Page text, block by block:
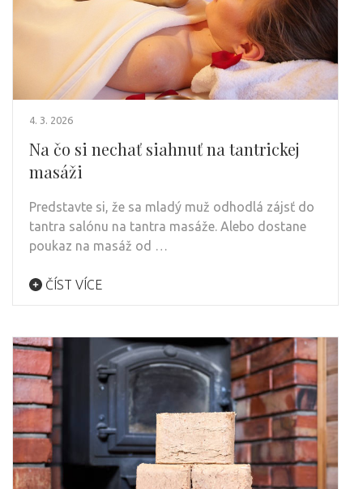
4. 3. 2026
Na čo si nechať siahnuť na tantrickej
masáži
Predstavte si, že sa mladý muž odhodlá zájsť do
tantra salónu na tantra masáže. Alebo dostane
poukaz na masáž od …
ČÍST VÍCE